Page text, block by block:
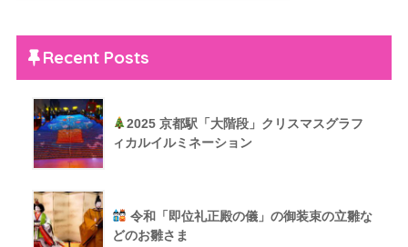
Recent Posts
2025 京都駅「大階段」クリスマスグラフ
ィカルイルミネーション
令和「即位礼正殿の儀」の御装束の立雛な
どのお雛さま